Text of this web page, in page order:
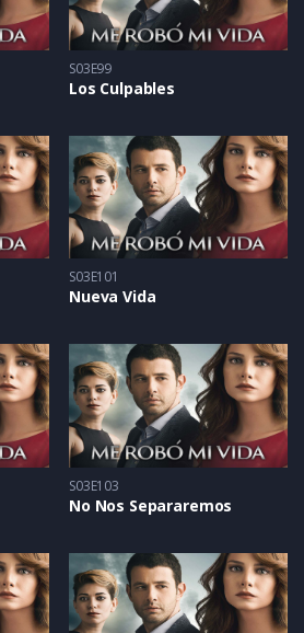
S03E99
Los Culpables
S03E101
Nueva Vida
S03E103
No Nos Separaremos